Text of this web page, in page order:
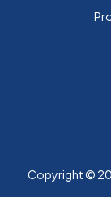
Copyright ©